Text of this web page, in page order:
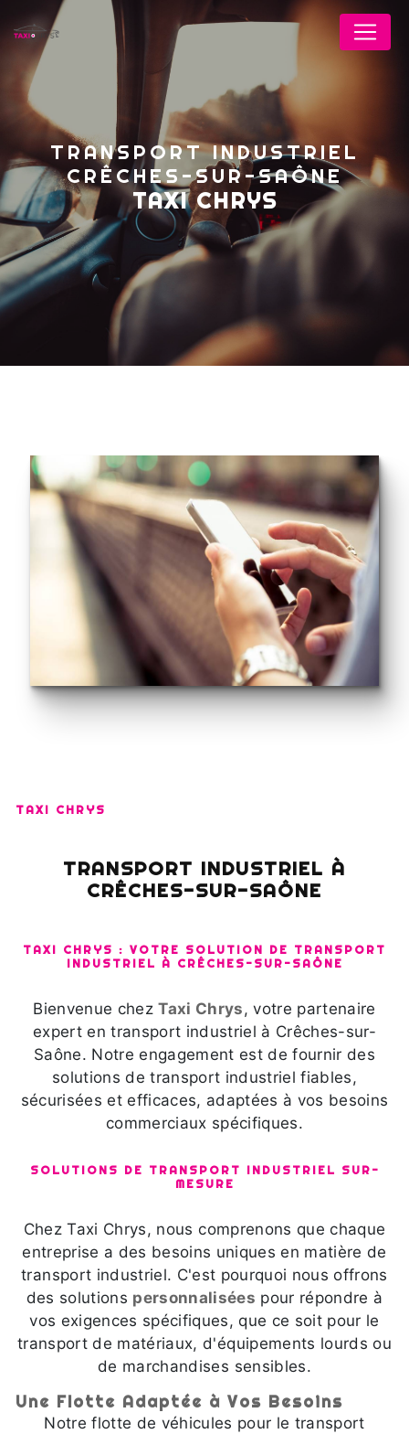
TRANSPORT INDUSTRIEL
CRÊCHES-SUR-SAÔNE
TAXI CHRYS
TAXI CHRYS
TRANSPORT INDUSTRIEL À
CRÊCHES-SUR-SAÔNE
TAXI CHRYS : VOTRE SOLUTION DE TRANSPORT
INDUSTRIEL À CRÊCHES-SUR-SAÔNE
Bienvenue chezTaxi Chrys, votre partenaire
expert en transport industriel à Crêches-sur-
Saône. Notre engagement est de fournir des
solutions de transport industriel fiables,
sécurisées et efficaces, adaptées à vos besoins
commerciaux spécifiques.
SOLUTIONS DE TRANSPORT INDUSTRIEL SUR-
MESURE
Chez Taxi Chrys, nous comprenons que chaque
entreprise a des besoins uniques en matière de
transport industriel. C'est pourquoi nous offrons
des solutions personnalisées pour répondre à
vos exigences spécifiques, que ce soit pour le
transport de matériaux, d'équipements lourds ou
de marchandises sensibles.
Une Flotte Adaptée à Vos Besoins
Notre flotte de véhicules pour le transport
Panneau de gestion des cookies